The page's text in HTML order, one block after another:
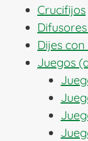
Crucifijos
Dijes
Juegos